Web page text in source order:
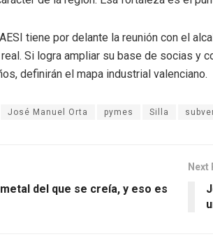
tiene por delante la reunión con el
Si logra ampliar su base de socias
definirán el mapa industrial valenciano.
José Manuel Orta pymes Silla
del que se creía, y eso es
Next